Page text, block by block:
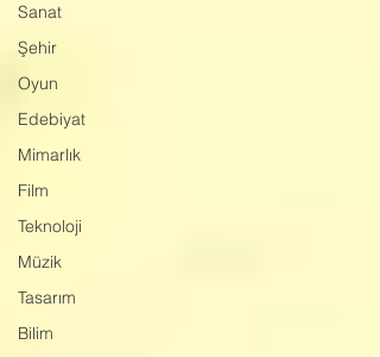
Sanat
Şehir
Oyun
Edebiyat
Mimarlık
Film
Teknoloji
Müzik
Tasarım
Bilim